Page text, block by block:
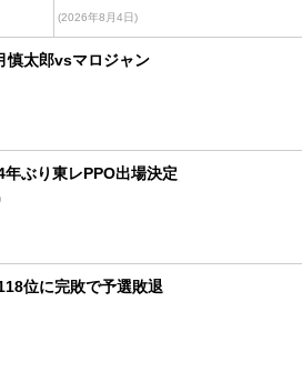
(2026年8月4日)
慎太郎vsマロジャン
年ぶり東レPPO出場決定
位に完敗で予選敗退